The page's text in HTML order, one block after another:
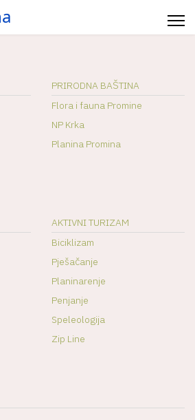
PRIRODNA BAŠTINA
Flora i fauna Promine
NP Krka
Planina Promina
AKTIVNI TURIZAM
Biciklizam
Pješačanje
Planinarenje
Penjanje
Speleologija
Zip Line